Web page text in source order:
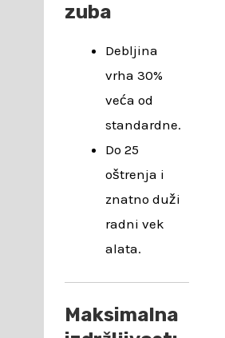
zuba
Debljina
vrha 30%
veća od
standardne.
Do 25
oštrenja i
znatno duži
radni vek
alata.
Maksimalna